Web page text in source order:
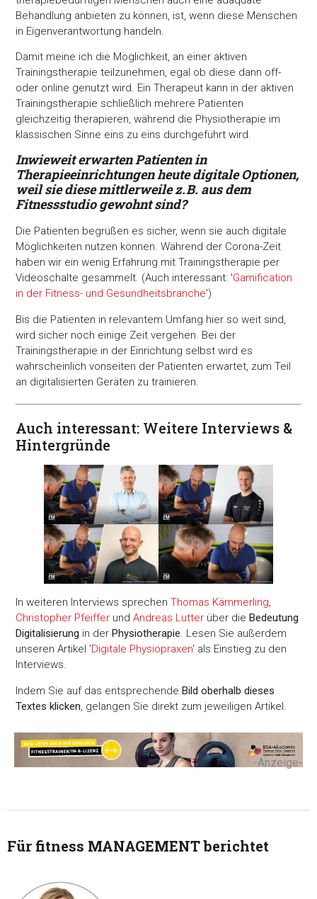
Behandlung anbieten zu können, ist, wenn diese Menschen
in Eigenverantwortung handeln.
Damit meine ich die Möglichkeit, an einer aktiven
Trainingstherapie teilzunehmen, egal ob diese dann off-
oder online genutzt wird. Ein Therapeut kann in der aktiven
Trainingstherapie schließlich mehrere Patienten
gleichzeitig therapieren, während die Physiotherapie im
klassischen Sinne eins zu eins durchgeführt wird.
Inwieweit erwarten Patienten in
Therapieeinrichtungen heute digitale Optionen,
weil sie diese mittlerweile z. B. aus dem
Fitnessstudio gewohnt sind?
Die Patienten begrüßen es sicher, wenn sie auch digitale
Möglichkeiten nutzen können. Während der Corona-Zeit
haben wir ein wenig Erfahrung mit Trainingstherapie per
Videoschalte gesammelt. (Auch interessant: 'Gamification
in der Fitness- und Gesundheitsbranche')
Bis die Patienten in relevantem Umfang hier so weit sind,
wird sicher noch einige Zeit vergehen. Bei der
Trainingstherapie in der Einrichtung selbst wird es
wahrscheinlich vonseiten der Patienten erwartet, zum Teil
an digitalisierten Geräten zu trainieren.
Auch interessant: Weitere Interviews &
Hintergründe
In weiteren Interviews sprechenThomas Kämmerling,
Christopher Pfeiffer undAndreas Lutter über dieBedeutung
Digitalisierung in derPhysiotherapie. Lesen Sie außerdem
unseren Artikel 'Digitale Physiopraxen' als Einstieg zu den
Interviews.
Indem Sie auf das entsprechendeBild oberhalb dieses
Textes klicken , gelangen Sie direkt zum jeweiligen Artikel.
-Anzeige-
Für fitness MANAGEMENT berichtet